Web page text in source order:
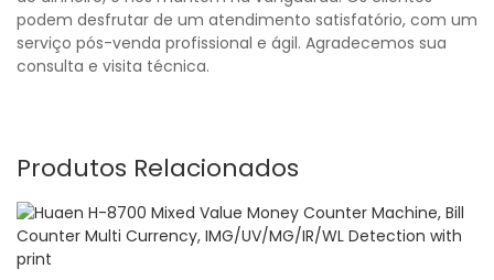
podem desfrutar de um atendimento satisfatório, com um
serviço pós-venda profissional e ágil. Agradecemos sua
consulta e visita técnica.
Produtos Relacionados